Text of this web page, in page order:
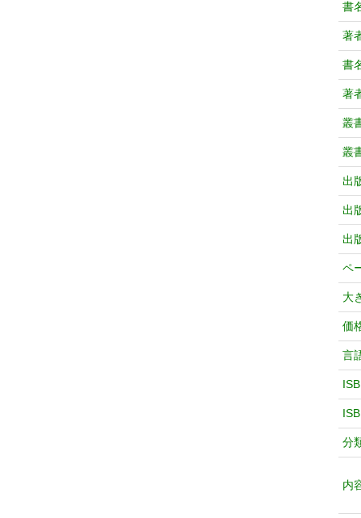
書
著
書
著
叢
叢
出
出
出
ペ
大
価
言
分
内